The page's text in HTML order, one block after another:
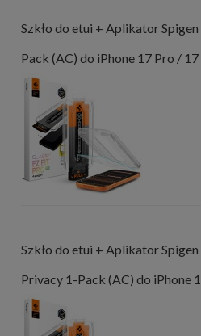
Szkło do etui + Aplikator
Pack (AC) do iPhone 17 Pro /
Szkło do etui + Aplikator
Privacy 1-Pack (AC) do iPhone